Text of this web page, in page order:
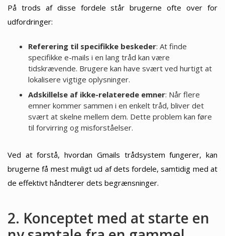
På trods af disse fordele står brugerne ofte over for
udfordringer:
Referering til specifikke beskeder: At finde
specifikke e-mails i en lang tråd kan være
tidskrævende. Brugere kan have svært ved hurtigt at
lokalisere vigtige oplysninger.
Adskillelse af ikke-relaterede emner: Når flere
emner kommer sammen i en enkelt tråd, bliver det
svært at skelne mellem dem. Dette problem kan føre
til forvirring og misforståelser.
Ved at forstå, hvordan Gmails trådsystem fungerer, kan
brugerne få mest muligt ud af dets fordele, samtidig med at
de effektivt håndterer dets begrænsninger.
2. Konceptet med at starte en